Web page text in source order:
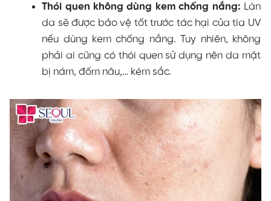
Thói quen không dùng kem chống nắng: Làn
da sẽ được bảo vệ tốt trước tác hại của tia UV
nếu dùng kem chống nắng. Tuy nhiên, không
phải ai cũng có thói quen sử dụng nên da mặt
bị nám, đốm nâu,… kém sắc.